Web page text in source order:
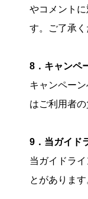
やコメント
す。ご了承く
8．キャンペ
キャンペー
はご利用者の
9．当ガイド
当ガイドラ
とがあります